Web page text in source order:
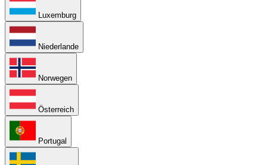
Luxemburg
Niederlande
Norwegen
Österreich
Portugal